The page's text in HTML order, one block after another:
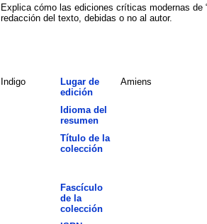
Explica cómo las ediciones críticas modernas
redacción del texto, debidas o no al autor.
Indigo
Lugar de
edición
Amiens
Idioma del
resumen
Título de la
colección
Fascículo
de la
colección